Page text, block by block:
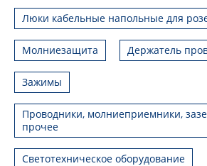
Люки кабельные напольные для
Молниезащита Держатель
Зажимы
Проводники, молниеприемники,
прочее
Светотехническое оборудование